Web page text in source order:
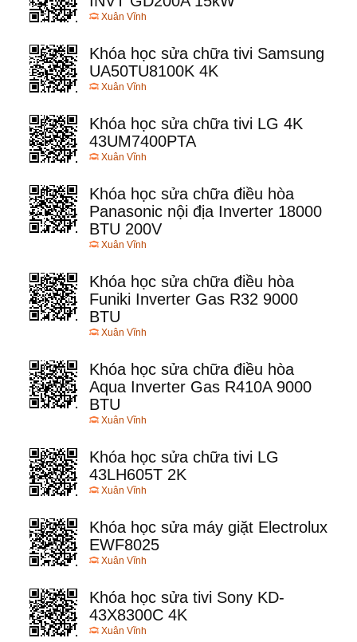
Xuân Vĩnh
Khóa học sửa chữa tivi Samsung
UA50TU8100K 4K
Xuân Vĩnh
Khóa học sửa chữa tivi LG 4K
43UM7400PTA
Xuân Vĩnh
Khóa học sửa chữa điều hòa
Panasonic nội địa Inverter 18000
BTU 200V
Xuân Vĩnh
Khóa học sửa chữa điều hòa
Funiki Inverter Gas R32 9000
BTU
Xuân Vĩnh
Khóa học sửa chữa điều hòa
Aqua Inverter Gas R410A 9000
BTU
Xuân Vĩnh
Khóa học sửa chữa tivi LG
43LH605T 2K
Xuân Vĩnh
Khóa học sửa máy giặt Electrolux
EWF8025
Xuân Vĩnh
Khóa học sửa tivi Sony KD-
43X8300C 4K
Xuân Vĩnh